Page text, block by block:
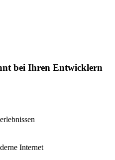
bei Ihren Entwicklern
Internet